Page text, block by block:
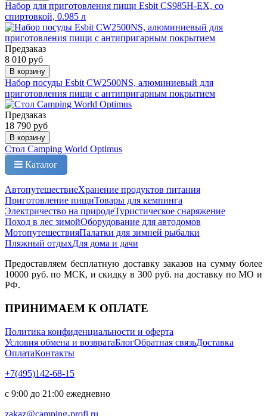
Набор для приготовления пищи Esbit CS985H-EX, со
спиртовкой, 0.985 л
Предзаказ
8 010 руб
В корзину
Набор посуды Esbit CW2500NS, алюминиевый для
приготовления пищи с антипригарным покрытием
Предзаказ
18 790 руб
В корзину
Стол Camping World Optimus
Каталог
АвтопутешествиеХранение продуктов питания
Приготовление пищиТовары для кемпинга
Электричество на природеТуристическое снаряжение
Поход в лес зимойОборудование для автодомов
МотопутешествияПалатки для зимней рыбалки
Пляжный отдыхДля дома и дачи
Предоставляем бесплатную доставку заказов на сумму более
10000 руб. по МСК, и скидку в 300 руб. на доставку по МО и
РФ.
ПРИНИМАЕМ К ОПЛАТЕ
Политика конфиденциальности и оферта
Условия обмена и возвратаБлогОбратная связьДоставка
ОплатаКонтакты
+7(495)142-68-15
с 9:00 до 21:00 ежедневно
zakaz@camping-profi.ru